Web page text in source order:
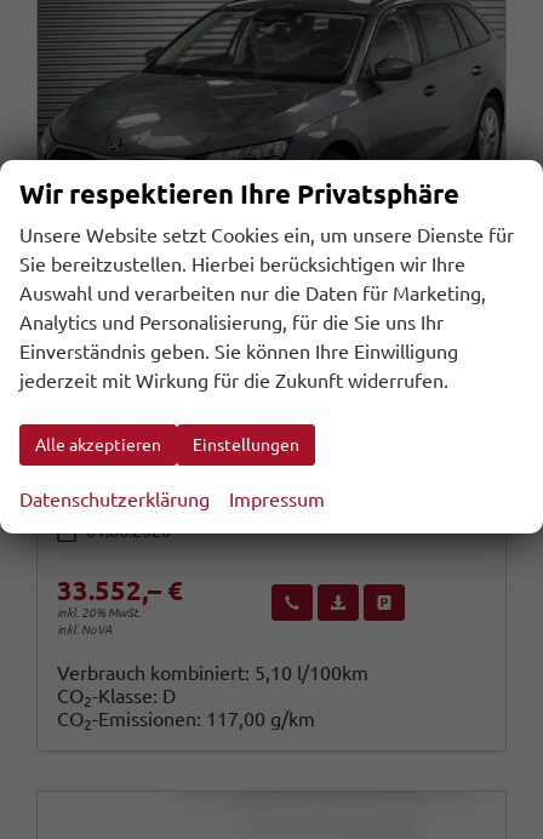
Skoda Octavia Combi
Kombi 1,5 TSI mHEV DSG Selection - LAGER
Fahrzeugnr.111666 Getriebe
Leistung110 kW (150 PS) Kilometerstand20 km
01.06.2026
33.552,– €
inkl. 20% MwSt.
inkl. NoVA
Wir rufen Sie anFahrzeugexposé (PDF)
Verbrauch kombiniert: 5,10 l/100km
CO2-Klasse: D
CO2-Emissionen: 117,00 g/km
Wir respektieren Ihre Privatsphäre
Unsere Website setzt Cookies ein, um unsere Dienste für
Sie bereitzustellen. Hierbei berücksichtigen wir Ihre
Auswahl und verarbeiten nur die Daten für Marketing,
Analytics und Personalisierung, für die Sie uns Ihr
Einverständnis geben. Sie können Ihre Einwilligung
jederzeit mit Wirkung für die Zukunft widerrufen.
Alle akzeptieren Einstellungen
Datenschutzerklärung Impressum